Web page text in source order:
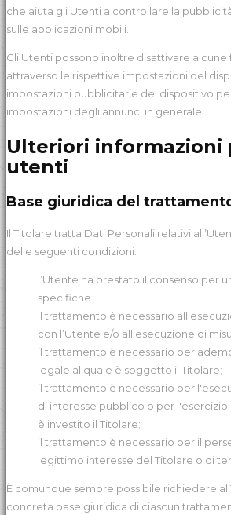
che aiuta gli Utenti a controllare la
sulle applicazioni mobili.
Gli Utenti possono inoltre disattivare
attraverso le rispettive impostazioni del
impostazioni pubblicitarie del dispositivo
impostazioni degli annunci in generale.
Ulteriori informazioni
utenti
Base giuridica del
Il Titolare tratta Dati Personali relativi
delle seguenti condizioni:
l’Utente ha prestato il consenso per
specifiche.
il trattamento è necessario
con l’Utente e/o all'esecuzione di
il trattamento è necessario per
legale al quale è soggetto il Titolare;
il trattamento è necessario per
di interesse pubblico o per
è investito il Titolare;
il trattamento è necessario per il
legittimo interesse del Titolare o di
È comunque sempre possibile richiedere al
concreta base giuridica di ciascun